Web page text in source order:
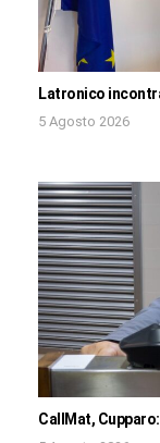
Latronico
5 Agosto 2026
CallMat,